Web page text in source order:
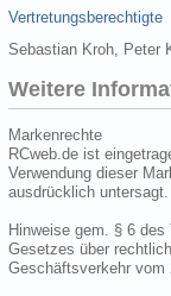
Vertretungsberechtigte
Sebastian Kroh, Peter
Weitere
Markenrechte
RCweb.de ist
Verwendung dieser
ausdrücklich untersagt.
Hinweise gem. § 6
Gesetzes über
Geschäftsverkehr vom